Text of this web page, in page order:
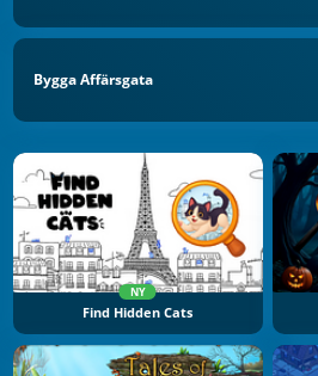
Bygga Affärsgata
NY
Find Hidden Cats